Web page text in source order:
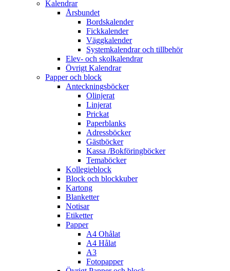
Kalendrar
Årsbundet
Bordskalender
Fickkalender
Väggkalender
Systemkalendrar och tillbehör
Elev- och skolkalendrar
Övrigt Kalendrar
Papper och block
Anteckningsböcker
Olinjerat
Linjerat
Prickat
Paperblanks
Adressböcker
Gästböcker
Kassa /Bokföringböcker
Temaböcker
Kollegieblock
Block och blockkuber
Kartong
Blanketter
Notisar
Etiketter
Papper
A4 Ohålat
A4 Hålat
A3
Fotopapper